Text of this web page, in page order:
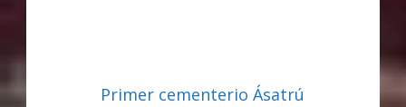
Primer cementerio Ásatrú